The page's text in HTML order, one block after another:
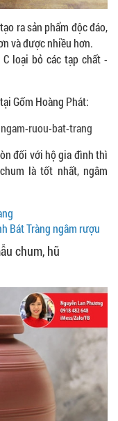
ra sản phẩm độc đáo,
và được nhiều hơn.
loại bỏ các tạp chất -
tại Gốm Hoàng Phát:
ruou-bat-trang
đối với hộ gia đình thì
là tốt nhất, ngâm
Bát Tràng ngâm rượu
chum, hũ